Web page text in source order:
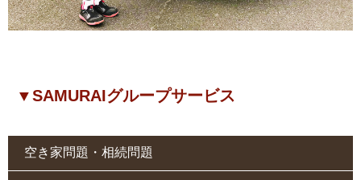
▼SAMURAIグループサービス
空き家問題・相続問題